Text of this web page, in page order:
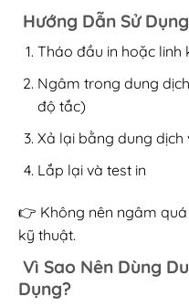
Hướng Dẫn Sử
Tháo đầu in hoặc linh
Ngâm trong dung
độ tắc)
Xả lại bằng dung dịch
Lắp lại và test in
👉 Không nên ngâm
kỹ thuật.
Vì Sao Nên Dùng
Dụng?